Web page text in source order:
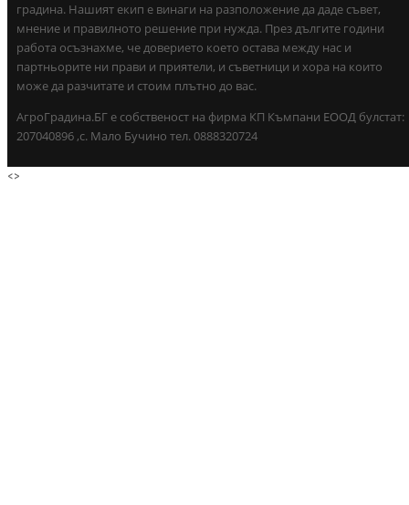
градина. Нашият екип е винаги на разположение да даде съвет,
мнение и правилното решение при нужда. През дългите години
работа осъзнахме, че доверието което остава между нас и
партньорите ни прави и приятели, и съветници и хора на които
може да разчитате и стоим плътно до вас.
АгроГрадина.БГ е собственост на фирма КП Къмпани ЕООД булстат:
207040896 ,с. Мало Бучино тел. 0888320724
<>